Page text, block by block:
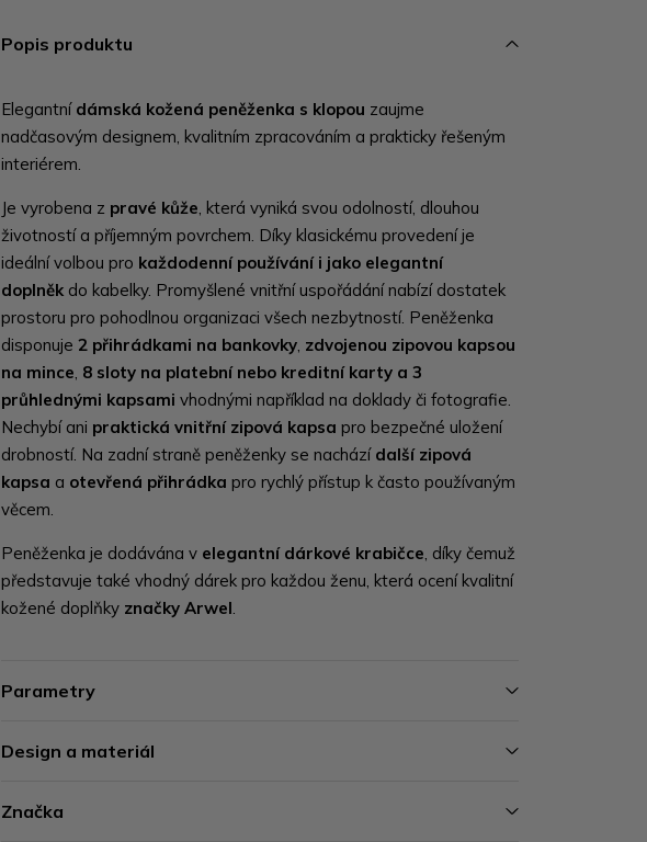
Popis produktu
Elegantní dámská kožená peněženka s klopou zaujme
nadčasovým designem, kvalitním zpracováním a prakticky řešeným
interiérem.
Je vyrobena z pravé kůže, která vyniká svou odolností, dlouhou
životností a příjemným povrchem. Díky klasickému provedení je
ideální volbou pro každodenní používání i jako elegantní
doplněk do kabelky. Promyšlené vnitřní uspořádání nabízí dostatek
prostoru pro pohodlnou organizaci všech nezbytností. Peněženka
disponuje2 přihrádkami na bankovky, zdvojenou zipovou kapsou
na mince, 8 sloty na platební nebo kreditní karty a 3
průhlednými kapsami vhodnými například na doklady či fotografie.
Nechybí ani praktická vnitřní zipová kapsa pro bezpečné uložení
drobností. Na zadní straně peněženky se nachází další zipová
kapsa a otevřená přihrádka pro rychlý přístup k často používaným
věcem.
Peněženka je dodávána v elegantní dárkové krabičce, díky čemuž
představuje také vhodný dárek pro každou ženu, která ocení kvalitní
kožené doplňky značkyArwel.
Parametry
Design a materiál
Značka